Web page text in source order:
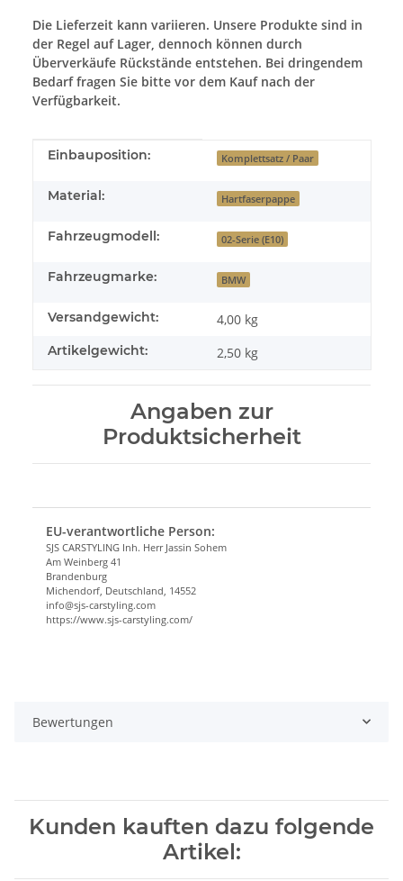
Die Lieferzeit kann variieren. Unsere Produkte sind in
der Regel auf Lager, dennoch können durch
Überverkäufe Rückstände entstehen. Bei dringendem
Bedarf fragen Sie bitte vor dem Kauf nach der
Verfügbarkeit.
Produkteigenschaft
Wert
Einbauposition: Komplettsatz / Paar
Material: Hartfaserpappe
Fahrzeugmodell: 02-Serie (E10)
Fahrzeugmarke: BMW
Versandgewicht: 4,00 kg
Artikelgewicht: 2,50 kg
Angaben zur
Produktsicherheit
EU-verantwortliche Person:
SJS CARSTYLING Inh. Herr Jassin Sohem
Am Weinberg 41
Brandenburg
Michendorf, Deutschland, 14552
info@sjs-carstyling.com
https://www.sjs-carstyling.com/
Bewertungen
Kunden kauften dazu folgende
Artikel: